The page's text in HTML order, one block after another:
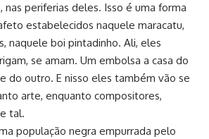
nas periferias deles. Isso é uma forma
estabelecidos naquele maracatu,
naquele boi pintadinho. Ali, eles
se amam. Um embolsa a casa do
do outro. E nisso eles também vão se
arte, enquanto compositores,
tal.
população negra empurrada pelo